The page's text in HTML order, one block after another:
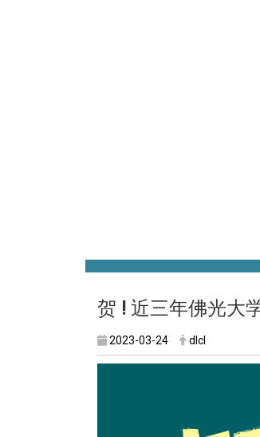
贺 ! 近三年佛光大
2023-03-24 dlcl